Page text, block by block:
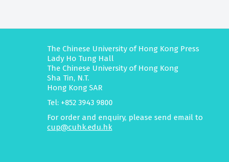
The Chinese University of Hong Kong Press
Lady Ho Tung Hall
The Chinese University of Hong Kong
Sha Tin, N.T.
Hong Kong SAR
Tel: +852 3943 9800
For order and enquiry, please send email to
cup@cuhk.edu.hk